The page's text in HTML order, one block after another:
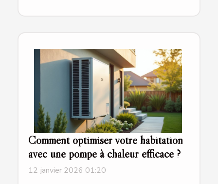
Comment optimiser votre habitation
avec une pompe à chaleur efficace ?
12 janvier 2026 01:20